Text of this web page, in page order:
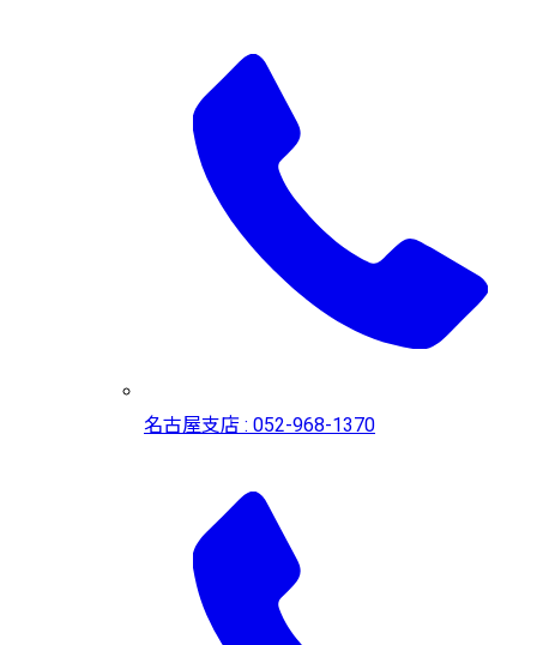
名古屋支店 : 052-968-1370